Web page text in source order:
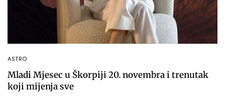
ASTRO
Mladi Mjesec u Škorpiji 20. novembra i trenutak
koji mijenja sve